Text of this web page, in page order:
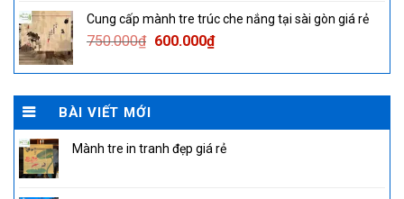
750.000₫.600.000₫.
Cung cấp mành tre trúc che nắng tại sài gòn giá rẻ
750.000₫ Original
was:
750.000₫.
600.000₫Current
is:
600.000₫.
BÀI VIẾT MỚI
Mành tre in tranh đẹp giá rẻ